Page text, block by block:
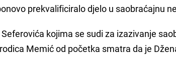
prekvalificiralo djelo u saobraćajnu
kojima se sudi za izazivanje
Memić od početka smatra da je